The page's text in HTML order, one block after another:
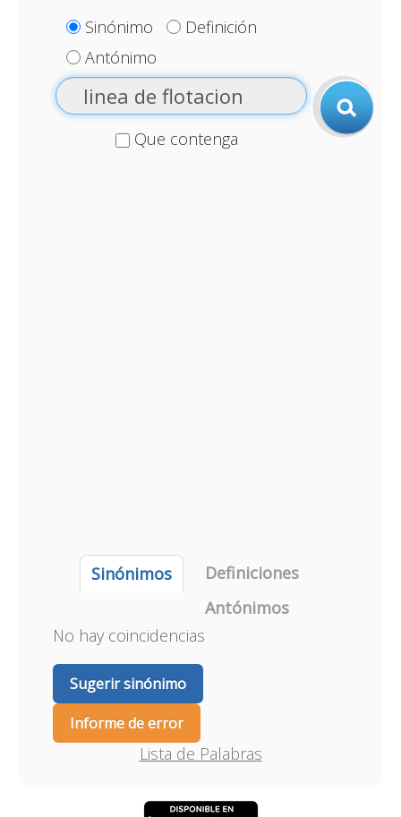
Sinónimo
Definición
Antónimo
Que contenga
Sinónimos
Definiciones
Antónimos
No hay coincidencias
Sugerir sinónimo
Informe de error
Lista de Palabras